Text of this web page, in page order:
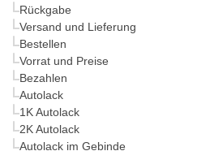
Rückgabe
Versand und Lieferung
Bestellen
Vorrat und Preise
Bezahlen
Autolack
1K Autolack
2K Autolack
Autolack im Gebinde